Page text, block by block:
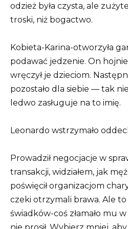
odzież była czysta, ale
troski, niż bogactwo.
Kobieta-Karina-otworzyła
podawać jedzenie. On
wręczył je dzieciom.
pozostało dla siebie — tak
ledwo zasługuje na to imię.
Leonardo wstrzymało
Prowadził negocjacje w
transakcji, widziałem, jak
poświęcił organizacjom
czeki otrzymali brawa. Ale
świadków-coś złamało mu